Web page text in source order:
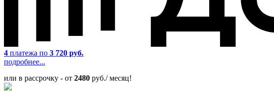
4 платежа по 3 720 руб.
подробнее...
или в рассрочку - от 2480 руб./ месяц!